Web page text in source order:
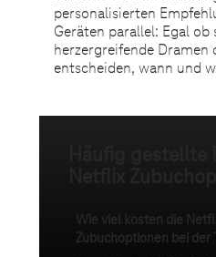
Wie viel kosten die
Zubuchoptionen bei der